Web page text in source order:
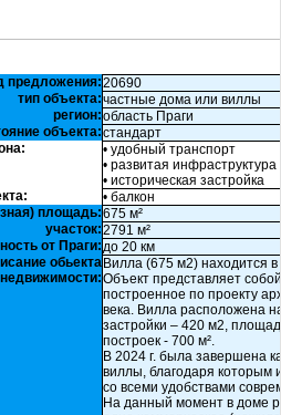
предложения:20690
тип объекта:частные дома или виллы
регион:область Праги
объекта:стандарт
• удобный транспорт
• развитая инфраструктура
• историческая застройка
• балкон
площадь:675 м²
участок:2791 м²
от Праги:до 20 км
обьекта
недвижимости:
Вилла (675 м2) находится
Объект представляет
построенное по проекту
века. Вилла расположена
застройки – 420 м2,
построек - 700 м².
В 2024 г. была завершена
виллы, благодаря которым
со всеми удобствами
На данный момент в доме